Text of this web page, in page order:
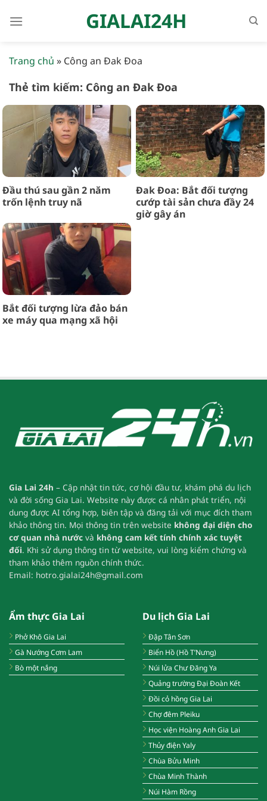
qua
GIALAI24H
Trang chủ » Công an Đak Đoa
Thẻ tìm kiếm: Công an Đak Đoa
Đầu thú sau gần 2 năm
trốn lệnh truy nã
Đak Đoa: Bắt đối tượng
cướp tài sản chưa đầy 24
giờ gây án
Bắt đối tượng lừa đảo bán
xe máy qua mạng xã hội
Gia Lai 24h – Cập nhật tin tức, cơ hội đầu tư, khám phá du lịch
và đời sống Gia Lai. Website này được cá nhân phát triển, nội
dung được AI tổng hợp, biên tập và đăng tải với mục đích tham
khảo thông tin. Mọi thông tin trên website không đại diện cho
cơ quan nhà nước và không cam kết tính chính xác tuyệt
đối. Khi sử dụng thông tin từ website, vui lòng kiểm chứng và
tham khảo thêm nguồn chính thức.
Email: hotro.gialai24h@gmail.com
Ẩm thực Gia Lai
Phở Khô Gia Lai
Gà Nướng Cơm Lam
Bò một nắng
Du lịch Gia Lai
Đập Tân Sơn
Biển Hồ (Hồ T’Nưng)
Núi lửa Chư Đăng Ya
Quảng trường Đại Đoàn Kết
Đồi cỏ hồng Gia Lai
Chợ đêm Pleiku
Học viện Hoàng Anh Gia Lai
Thủy điện Yaly
Chùa Bửu Minh
Chùa Minh Thành
Núi Hàm Rồng